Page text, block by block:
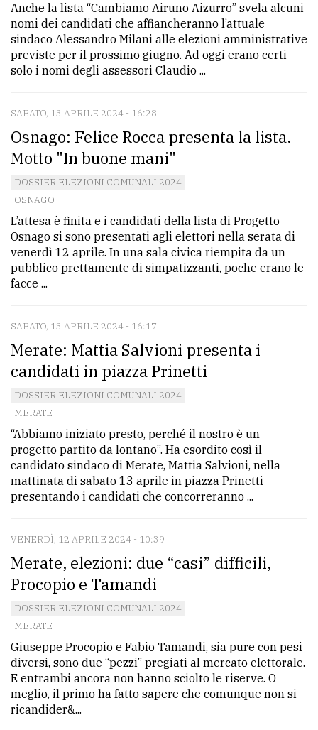
Anche la lista “Cambiamo Airuno Aizurro” svela alcuni
nomi dei candidati che affiancheranno l’attuale
sindaco Alessandro Milani alle elezioni amministrative
previste per il prossimo giugno. Ad oggi erano certi
solo i nomi degli assessori Claudio ...
SABATO, 13 APRILE 2024 - 16:28
Osnago: Felice Rocca presenta la lista.
Motto "In buone mani"
DOSSIER ELEZIONI COMUNALI 2024
OSNAGO
L’attesa è finita e i candidati della lista di Progetto
Osnago si sono presentati agli elettori nella serata di
venerdì 12 aprile. In una sala civica riempita da un
pubblico prettamente di simpatizzanti, poche erano le
facce ...
SABATO, 13 APRILE 2024 - 16:17
Merate: Mattia Salvioni presenta i
candidati in piazza Prinetti
DOSSIER ELEZIONI COMUNALI 2024
MERATE
“Abbiamo iniziato presto, perché il nostro è un
progetto partito da lontano”. Ha esordito così il
candidato sindaco di Merate, Mattia Salvioni, nella
mattinata di sabato 13 aprile in piazza Prinetti
presentando i candidati che concorreranno ...
VENERDÌ, 12 APRILE 2024 - 10:39
Merate, elezioni: due “casi” difficili,
Procopio e Tamandi
DOSSIER ELEZIONI COMUNALI 2024
MERATE
Giuseppe Procopio e Fabio Tamandi, sia pure con pesi
diversi, sono due “pezzi” pregiati al mercato elettorale.
E entrambi ancora non hanno sciolto le riserve. O
meglio, il primo ha fatto sapere che comunque non si
ricandider&...